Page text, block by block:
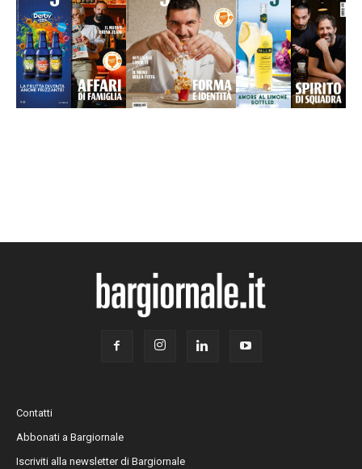
Contatti
Abbonati a Bargiornale
Iscriviti alla newsletter di Bargiornale